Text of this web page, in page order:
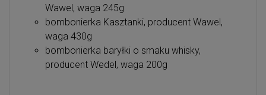
Wawel, waga 245g
bombonierka Kasztanki, producent Wawel,
waga 430g
bombonierka baryłki o smaku whisky,
producent Wedel, waga 200g